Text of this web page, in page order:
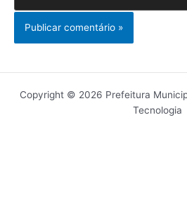
Copyright © 2026 Prefeitura
Tecnologia